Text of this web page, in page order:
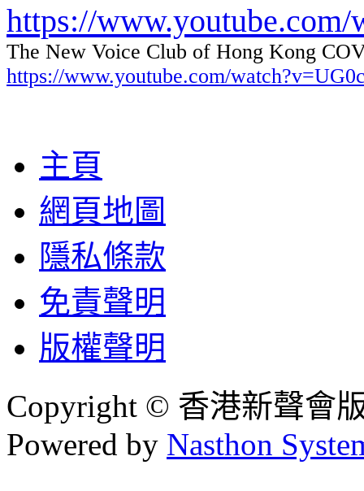
https://
The New Voice Club of Hong Kong
https://www.youtube.com/
主頁
網頁地圖
隱私條款
免責聲明
版權聲明
Copyright © 香港新聲會
Powered by Nasthon